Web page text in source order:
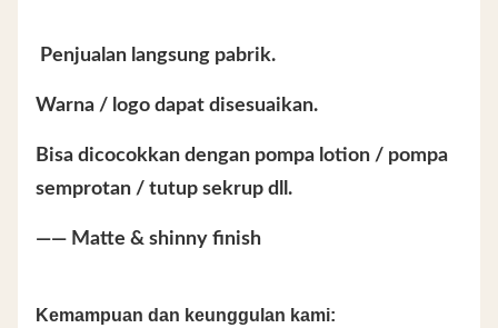
️ Penjualan langsung pabrik.
Warna / logo dapat disesuaikan.
Bisa dicocokkan dengan pompa lotion / pompa
semprotan / tutup sekrup dll.
—— Matte & shinny finish
Kemampuan dan keunggulan kami: